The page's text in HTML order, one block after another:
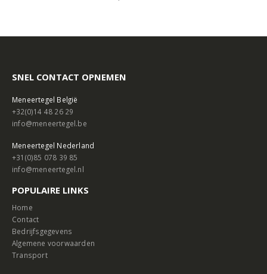
SNEL CONTACT OPNEMEN
Meneertegel België
+32(0)14 48 26 29
info@meneertegel.be
Meneertegel Nederland
+31(0)85 078 39 85
info@meneertegel.nl
POPULAIRE LINKS
Home
Contact
Bedrijfsgegevens
Algemene voorwaarden
Transport